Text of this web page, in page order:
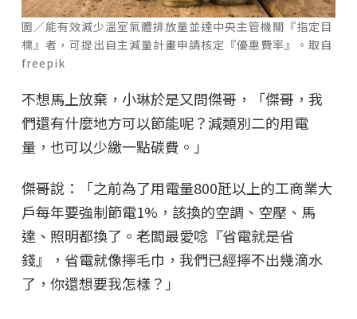
圖／能有效減少溫室氣體排放量並達中央主管機關『指定目
標』者，可提出自主減量計畫申請核定『優惠費率』。取自
freepik
不想馬上放棄，小琳於是又問傑哥，「傑哥，我
們還有什麼地方可以節能呢？減類別二的用電
量，也可以少繳一點碳費。」
傑哥說：「之前為了用電量800瓩以上的工商業大
戶每年要強制節電1%，該換的空調、空壓、馬
達、照明都換了。老闆最愛唸『省電就是省
錢』，省電就像擰毛巾，我們已經擰不出幾滴水
了，你還想要我怎樣？」